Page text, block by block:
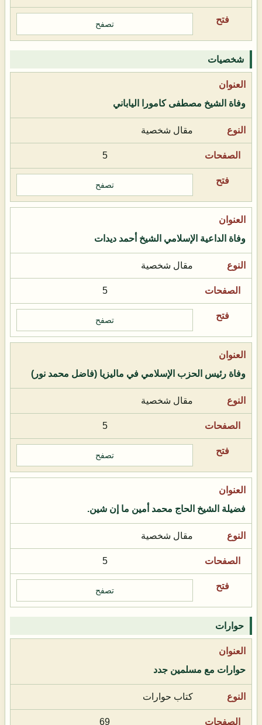
تصفح
شخصيات
وفاة الشيخ مصطفى كامورا الياباني
مقال شخصية
5
تصفح
وفاة الداعية الإسلامي الشيخ أحمد ديدات
مقال شخصية
5
تصفح
وفاة رئيس الحزب الإسلامي في ماليزيا (فاضل محمد نور)
مقال شخصية
5
تصفح
فضيلة الشيخ الحاج محمد أمين ما إن شين.
مقال شخصية
5
تصفح
حوارات
حوارات مع مسلمين جدد
كتاب حوارات
69